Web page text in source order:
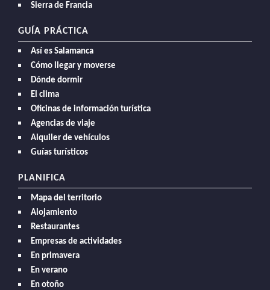
Sierra de Francia
GUÍA PRÁCTICA
Así es Salamanca
Cómo llegar y moverse
Dónde dormir
El clima
Oficinas de información turística
Agencias de viaje
Alquiler de vehículos
Guías turísticos
PLANIFICA
Mapa del territorio
Alojamiento
Restaurantes
Empresas de actividades
En primavera
En verano
En otoño